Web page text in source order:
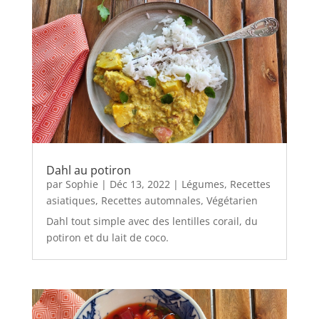
Dahl au potiron
par Sophie | Déc 13, 2022 | Légumes, Recettes
asiatiques, Recettes automnales, Végétarien
Dahl tout simple avec des lentilles corail, du
potiron et du lait de coco.